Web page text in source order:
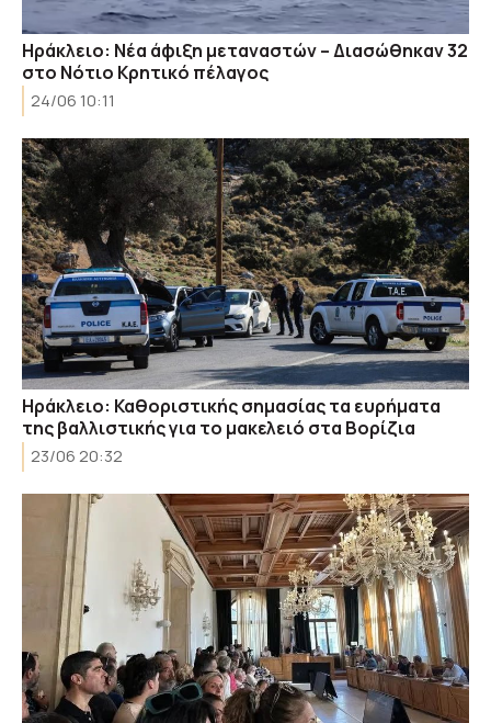
Ηράκλειο: Νέα άφιξη μεταναστών – Διασώθηκαν 32
στο Νότιο Κρητικό πέλαγος
24/06 10:11
Ηράκλειο: Καθοριστικής σημασίας τα ευρήματα
της βαλλιστικής για το μακελειό στα Βορίζια
23/06 20:32